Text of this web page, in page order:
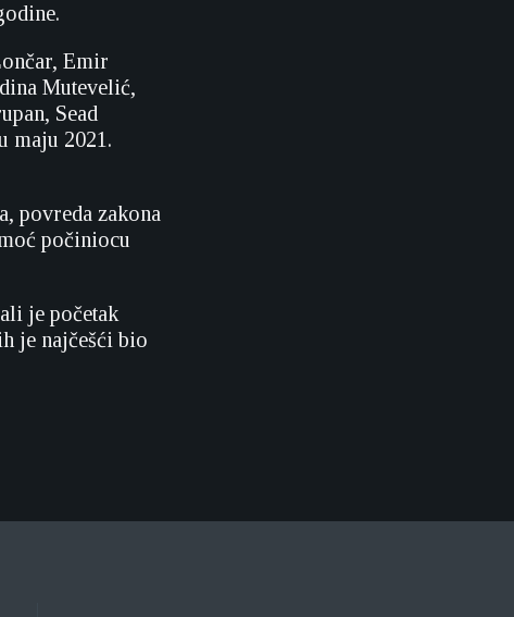
Emir
Mutevelić,
Sead
maju 2021.
povreda zakona
počiniocu
je početak
je najčešći bio